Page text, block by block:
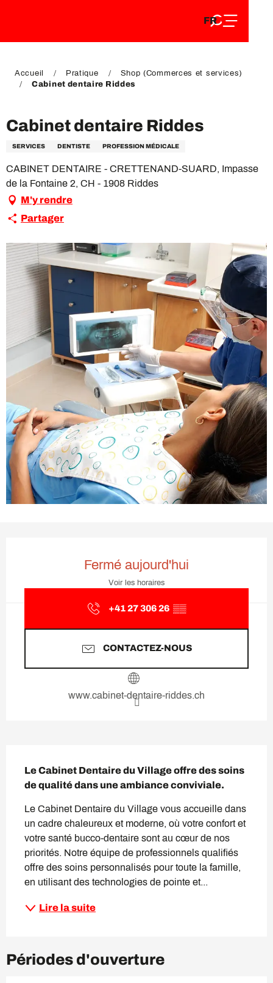
DE
FR
EN
Accueil Pratique
Shop (Commerces et services)
Cabinet dentaire Riddes
Cabinet dentaire Riddes
SERVICES DENTISTE PROFESSION MÉDICALE
CABINET DENTAIRE - CRETTENAND-SUARD, Impasse
de la Fontaine 2, CH - 1908 Riddes
M'y rendre
Partager
Fermé aujourd'hui
Voir les horaires
+41 27 306 26 ▒▒
CONTACTEZ-NOUS
www.cabinet-dentaire-riddes.ch
Le Cabinet Dentaire du Village offre des soins
de qualité dans une ambiance conviviale.
Le Cabinet Dentaire du Village vous accueille dans
un cadre chaleureux et moderne, où votre confort et
votre santé bucco-dentaire sont au cœur de nos
priorités. Notre équipe de professionnels qualifiés
offre des soins personnalisés pour toute la famille,
en utilisant des technologies de pointe et...
Lire la suite
Périodes d'ouverture